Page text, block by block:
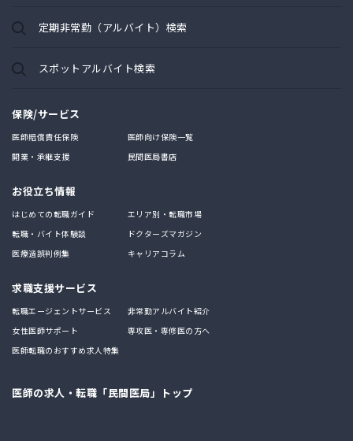
定期非常勤（アルバイト）検索
スポットアルバイト検索
保険/サービス
医師賠償責任保険
医師向け保険一覧
開業・承継支援
民間医局書店
お役立ち情報
はじめての転職ガイド
エリア別・転職市場
転職・バイト体験談
ドクターズマガジン
医療過誤判例集
キャリアコラム
求職支援サービス
転職エージェントサービス
非常勤アルバイト紹介
女性医師サポート
専攻医・専修医の方へ
医師転職のおすすめ求人特集
医師の求人・転職「民間医局」トップ